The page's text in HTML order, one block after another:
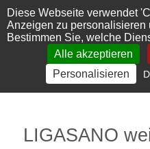
Cookie-Einstellungen
Diese Webseite verwendet
Anzeigen zu personalisieren
Bestimmen Sie, welche
Alle akzeptieren
Personalisieren
LIGASANO